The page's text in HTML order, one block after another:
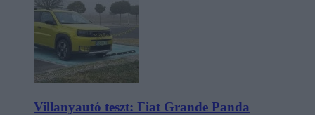
Villanyautó teszt: Fiat Grande Panda